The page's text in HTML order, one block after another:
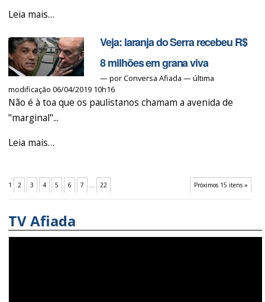
Bolsodória
expulsar
o
Serra,
Alckmin
e
Aloysio
500
Leia mais…
Veja: laranja do Serra recebeu R$
8 milhões em grana viva
—porConversa Afiada — última
modificação 06/04/2019 10h16
Não é à toa que os paulistanos chamam a avenida de
"marginal"...
Veja:
Serra
R$
8
Leia mais…
Próximos 15 itens »
1 2 3 4 5 6 7 ... 22
TV Afiada